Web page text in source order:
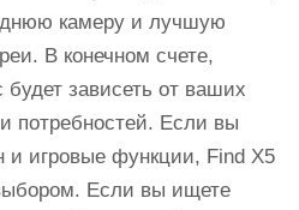
камеру и лучшую
В конечном счете,
зависеть от ваших
потребностей. Если вы
и игровые функции, Find X5
Если вы ищете